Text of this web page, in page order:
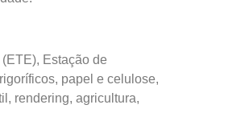
Estação de
papel e celulose,
rendering, agricultura,